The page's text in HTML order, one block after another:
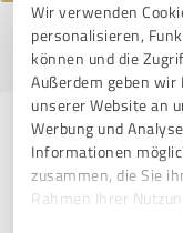
Wir verwenden
personalisieren,
können und die
Außerdem geben
unserer Website an
Werbung und
Informationen
zusammen, die Sie
Rahmen Ihrer
Profil aktiv seit